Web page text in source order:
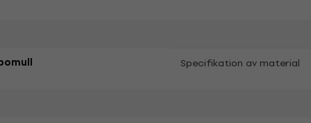
Specifikation av material